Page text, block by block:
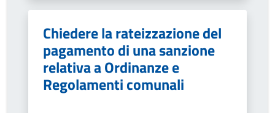
Chiedere la rateizzazione del
pagamento di una sanzione
relativa a Ordinanze e
Regolamenti comunali